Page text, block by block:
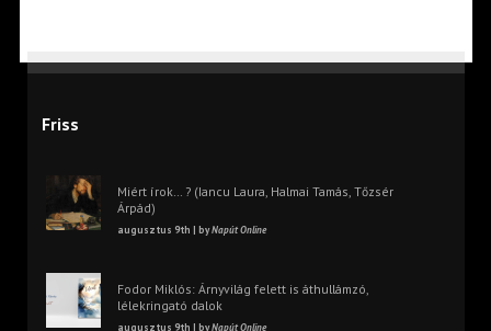
Friss
Miért írok… ? (Iancu Laura, Halmai Tamás, Tőzsér
Árpád)
augusztus 9th | byNapút Online
Fodor Miklós: Árnyvilág felett is áthullámzó,
lélekringató dalok
augusztus 9th | byNapút Online